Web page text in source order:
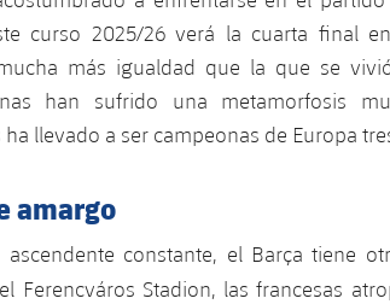
curso 2025/26 verá la cuarta final
más igualdad que la que se
han sufrido una metamorfosis
llevado a ser campeonas de Europa
amargo
constante, el Barça tiene
Ferencváros Stadion, las francesas